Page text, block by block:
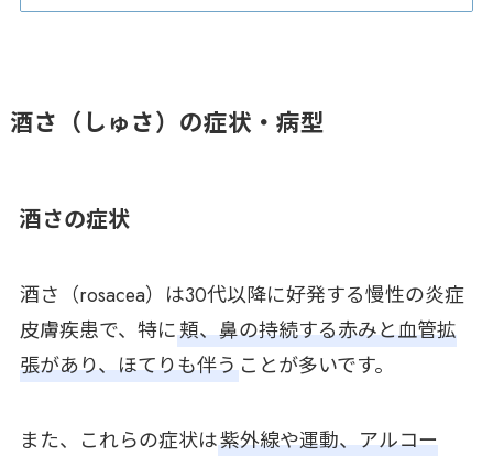
酒さ（しゅさ）の症状・病型
酒さの症状
酒さ（rosacea）は30代以降に好発する慢性の炎症
皮膚疾患で、特に頬、鼻の持続する赤みと血管拡
張があり、ほてりも伴うことが多いです。
また、これらの症状は紫外線や運動、アルコー